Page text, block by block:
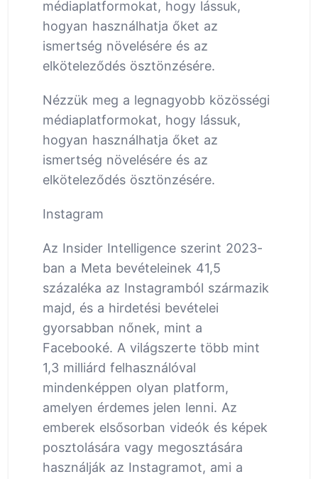
médiaplatformokat, hogy lássuk,
hogyan használhatja őket az
ismertség növelésére és az
elköteleződés ösztönzésére.
Nézzük meg a legnagyobb közösségi
médiaplatformokat, hogy lássuk,
hogyan használhatja őket az
ismertség növelésére és az
elköteleződés ösztönzésére.
Instagram
Az Insider Intelligence szerint 2023-
ban a Meta bevételeinek 41,5
százaléka az Instagramból származik
majd, és a hirdetési bevételei
gyorsabban nőnek, mint a
Facebooké. A világszerte több mint
1,3 milliárd felhasználóval
mindenképpen olyan platform,
amelyen érdemes jelen lenni. Az
emberek elsősorban videók és képek
posztolására vagy megosztására
használják az Instagramot, ami a